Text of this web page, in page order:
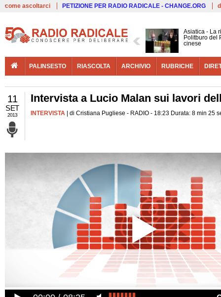
come ascoltarci PETIZIONE PER RADIO RADICALE - CHANGE.ORG
Asiatica - La
Politburo del
cinese
PALINSESTO RIASCOLTA ARCHIVIO RUBRICHE
11
SET
2013
Intervista a Lucio Malan sui lavori
INTERVISTA | di Cristiana Pugliese - RADIO - 18:23 Durata: 8 min 25